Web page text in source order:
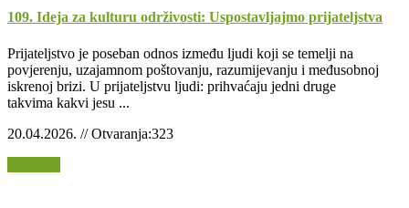
109. Ideja za kulturu održivosti: Uspostavljajmo prijateljstva
Prijateljstvo je poseban odnos između ljudi koji se temelji na
povjerenju, uzajamnom poštovanju, razumijevanju i međusobnoj
iskrenoj brizi. U prijateljstvu ljudi: prihvaćaju jedni druge
takvima kakvi jesu ...
20.04.2026. // Otvaranja:323